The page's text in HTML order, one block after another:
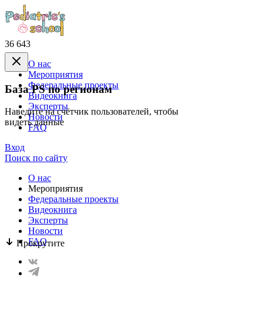
36 643
База PS по регионам
Наведите на счётчик пользователей, чтобы
видеть данные
Прокрутите
О нас
Mероприятия
Федеральные проекты
Видеокнига
Эксперты
Новости
FAQ
Вход
Поиск по сайту
О нас
Mероприятия
Федеральные проекты
Видеокнига
Эксперты
Новости
FAQ